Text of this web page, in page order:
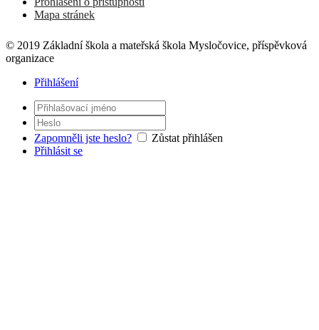
Mapa stránek
© 2019 Základní škola a mateřská škola Mysločovice, příspěvková
organizace
Přihlášení
Zapomněli jste heslo?
Zůstat přihlášen
Přihlásit se